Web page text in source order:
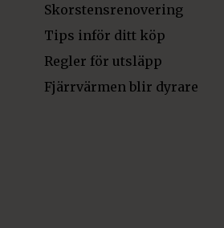
Skorstensrenovering
Tips inför ditt köp
Regler för utsläpp
Fjärrvärmen blir dyrare